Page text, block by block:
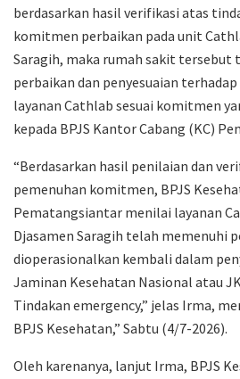
berdasarkan hasil verifikasi atas
komitmen perbaikan pada unit
Saragih, maka rumah sakit tersebut
perbaikan dan penyesuaian
layanan Cathlab sesuai komitmen
kepada BPJS Kantor Cabang (KC)
“Berdasarkan hasil penilaian dan
pemenuhan komitmen, BPJS
Pematangsiantar menilai layanan
Djasamen Saragih telah memenuhi
dioperasionalkan kembali dalam
Jaminan Kesehatan Nasional atau
Tindakan emergency,” jelas Irma,
BPJS Kesehatan,” Sabtu (4/7-2026).
Oleh karenanya, lanjut Irma, BPJS